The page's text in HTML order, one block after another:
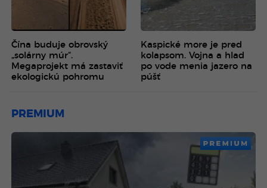
Čína buduje obrovský
„solárny múr“.
Megaprojekt má zastaviť
ekologickú pohromu
Kaspické more je pred
kolapsom. Vojna a hlad
po vode menia jazero na
púšť
PREMIUM
PREMIUM